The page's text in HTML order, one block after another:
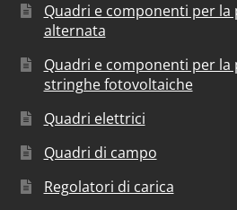
Quadri e componenti per
alternata
Quadri e componenti per la
stringhe fotovoltaiche
Quadri elettrici
Quadri di campo
Regolatori di carica